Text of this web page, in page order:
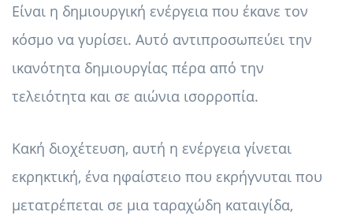
Είναι η δημιουργική ενέργεια που έκανε τον
κόσμο να γυρίσει. Αυτό αντιπροσωπεύει την
ικανότητα δημιουργίας πέρα ​​από την
τελειότητα και σε αιώνια ισορροπία.
Κακή διοχέτευση, αυτή η ενέργεια γίνεται
εκρηκτική, ένα ηφαίστειο που εκρήγνυται που
μετατρέπεται σε μια ταραχώδη καταιγίδα,